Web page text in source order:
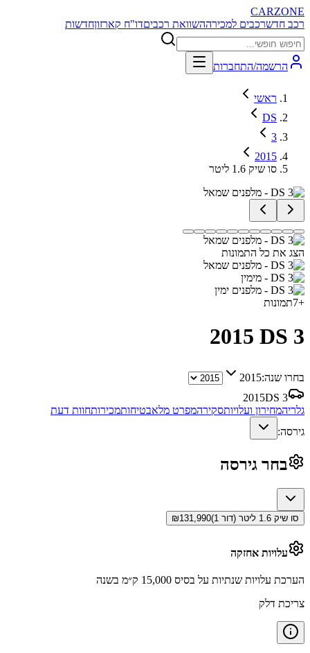
CARZONE
רכב חדשרכבים למכירההשוואת רכביםדו"ח קארזוןחדשות
הרשמה/התחברות
ראשי
DS
3
2015
סו שיק 1.6 ליטר
הצג את כל התמונות
+
7תמונות
DS 3
2015
בחרו שנה:2015
DS 3
2015
גלריהמחירון ועלויותסקירהמפרט מלאבטיחותמכירותחוות דעת
גירסה:
בחר גירסה
סו שיק 1.6 ליטר (דור 1) ₪131,990
עלויות אחזקה
הערכת עלויות שנתיות על בסיס 15,000 ק״מ בשנה
צריכת דלק